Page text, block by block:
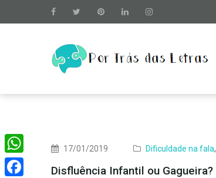
17/01/2019 Dificuldade na fala,
Disfluência Infantil ou Gagueira?
WhatsApp